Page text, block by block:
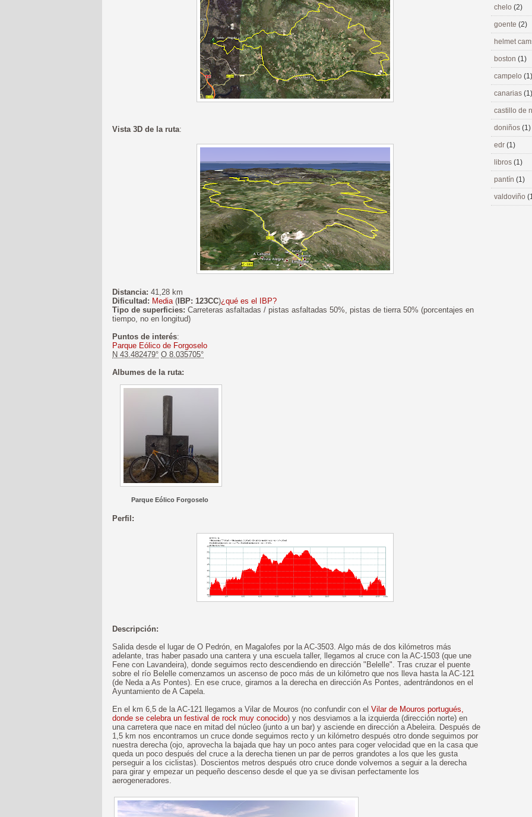
Vista 3D de la ruta:
Distancia: 41,28 km
Dificultad: Media( IBP: 123CC)¿qué es el IBP?
Tipo de superficies: Carreteras asfaltadas / pistas asfaltadas 50%, pistas de tierra 50% (porcentajes en
tiempo, no en longitud)
Puntos de interés:
Parque Eólico de Forgoselo
N 43.482479° O 8.035705°
Albumes de la ruta:
Parque Eólico Forgoselo
Perfil:
Descripción:
Salida desde el lugar de O Pedrón, en Magalofes por la AC-3503. Algo más de dos kilómetros más
adelante, tras haber pasado una cantera y una escuela taller, llegamos al cruce con la AC-1503 (que une
Fene con Lavandeira), donde seguimos recto descendiendo en dirección "Belelle". Tras cruzar el puente
sobre el río Belelle comenzamos un ascenso de poco más de un kilómetro que nos lleva hasta la AC-121
(de Neda a As Pontes). En ese cruce, giramos a la derecha en dirección As Pontes, adentrándonos en el
Ayuntamiento de A Capela.
En el km 6,5 de la AC-121 llegamos a Vilar de Mouros (no confundir con el Vilar de Mouros portugués,
donde se celebra un festival de rock muy conocido) y nos desviamos a la izquierda (dirección norte) en
una carretera que nace en mitad del núcleo (junto a un bar) y asciende en dirección a Abeleira. Después de
1,5 km nos encontramos un cruce donde seguimos recto y un kilómetro después otro donde seguimos por
nuestra derecha (ojo, aprovecha la bajada que hay un poco antes para coger velocidad que en la casa que
queda un poco después del cruce a la derecha tienen un par de perros grandotes a los que les gusta
perseguir a los ciclistas). Doscientos metros después otro cruce donde volvemos a seguir a la derecha
para girar y empezar un pequeño descenso desde el que ya se divisan perfectamente los
aerogeneradores.
chelo (2)
goente (2)
helmet
boston (1)
campelo (1)
canarias (1)
castillo de
doniños (1)
edr (1)
libros (1)
pantín (1)
valdoviño